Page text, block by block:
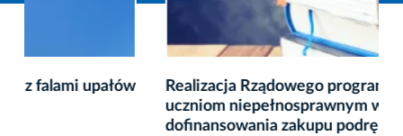
Realizacja Rządowego programu pomocy
uczniom niepełnosprawnym w formie
dofinansowania zakupu podręczników,